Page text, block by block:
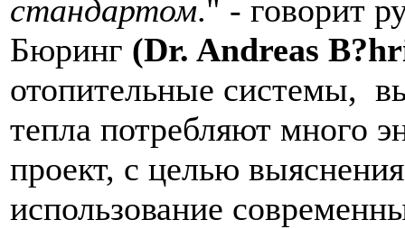
стандартом." - говорит
Бюринг (Dr. Andreas
отопительные системы,
тепла потребляют много
проект, с целью
использование